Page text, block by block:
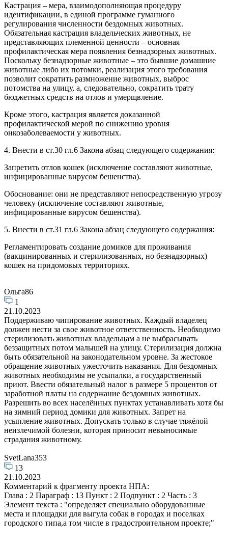
Кастрация – мера, взаимодополняющая процедуру
идентификации, в единой программе гуманного
регулирования численности бездомных животных.
Обязательная кастрация владельческих животных, не
представляющих племенной ценности – основная
профилактическая мера появления безнадзорных животных.
Поскольку безнадзорные животные – это бывшие домашние
животные либо их потомки, реализация этого требования
позволит сократить размножение животных, выброс
потомства на улицу, а, следовательно, сократить трату
бюджетных средств на отлов и умерщвление.
Кроме этого, кастрация является доказанной
профилактической мерой по снижению уровня
онкозаболеваемости у животных.
4. Внести в ст.30 гл.6 Закона абзац следующего содержания:
Запретить отлов кошек (исключение составляют животные,
инфицированные вирусом бешенства).
Обоснование: они не представляют непосредственную угрозу
человеку (исключение составляют животные,
инфицированные вирусом бешенства).
5. Внести в ст.31 гл.6 Закона абзац следующего содержания:
Регламентировать создание домиков для проживания
(вакцинированных и стерилизованных, но безнадзорных)
кошек на придомовых территориях.
Ольга86
1
21.10.2023
Поддерживаю чипирование животных. Каждый владелец
должен нести за свое животное ответственность. Необходимо
стерилизовать животных владельцам а не выбрасывать
беззащитных потом малышей на улицу. Стерилизация должна
быть обязательной на законодательном уровне. За жестокое
обращение животных ужесточить наказания. Для бездомных
животных необходимы не усыпалки, а государственный
приют. Ввести обязательный налог в размере 5 процентов от
заработной платы на содержание бездомных животных.
Разрешить во всех населённых пунктах устанавливать хотя бы
на зимний период домики для животных. Запрет на
усыпление животных. Допускать только в случае тяжёлой
неизлечимой болезни, которая приносит невыносимые
страдания животному.
SvetLana353
13
21.10.2023
Комментарий к фрагменту проекта НПА:
Глава : 2 Параграф : 13 Пункт : 2 Подпункт : 2 Часть : 3
Элемент текста : "определяет специально оборудованные
места и площадки для выгула собак в городах и поселках
городского типа,а том числе в градостроительном проекте;"